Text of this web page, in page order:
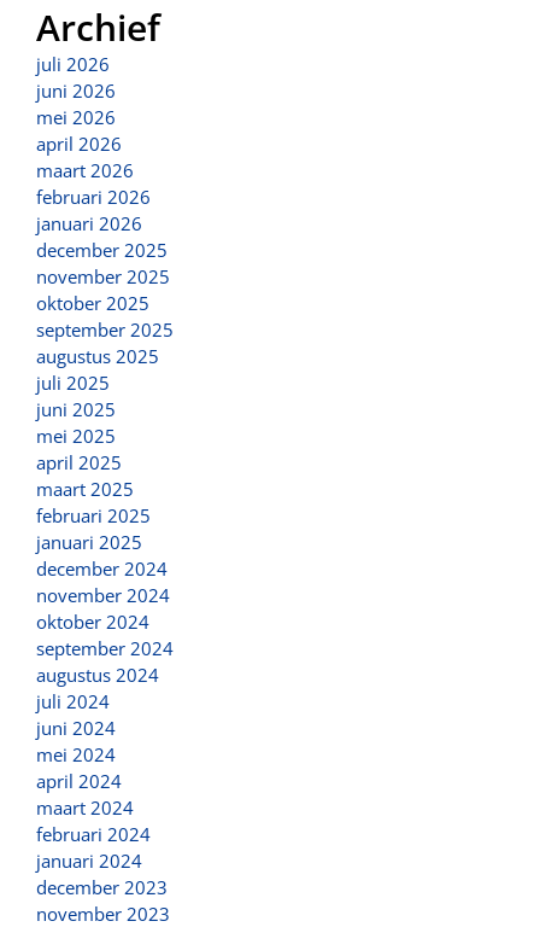
Archief
juli 2026
juni 2026
mei 2026
april 2026
maart 2026
februari 2026
januari 2026
december 2025
november 2025
oktober 2025
september 2025
augustus 2025
juli 2025
juni 2025
mei 2025
april 2025
maart 2025
februari 2025
januari 2025
december 2024
november 2024
oktober 2024
september 2024
augustus 2024
juli 2024
juni 2024
mei 2024
april 2024
maart 2024
februari 2024
januari 2024
december 2023
november 2023